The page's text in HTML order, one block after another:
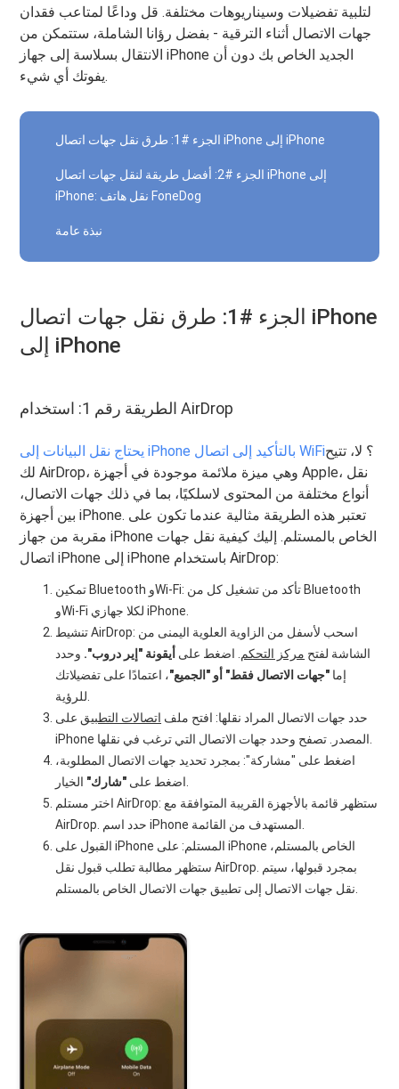
لتلبية تفضيلات وسيناريوهات مختلفة. قل وداعًا لمتاعب فقدان
جهات الاتصال أثناء الترقية - بفضل رؤانا الشاملة، ستتمكن من
الانتقال بسلاسة إلى جهاز iPhone الجديد الخاص بك دون أن
يفوتك أي شيء.
الجزء #1: طرق نقل جهات اتصال iPhone إلى iPhone
الجزء #2: أفضل طريقة لنقل جهات اتصال iPhone إلى
iPhone: نقل هاتف FoneDog
نبذة عامة
الجزء #1: طرق نقل جهات اتصال iPhone
إلى iPhone
الطريقة رقم 1: استخدام AirDrop
يحتاج نقل البيانات إلى iPhone بالتأكيد إلى اتصال WiFi؟ لا، تتيح
لك AirDrop، وهي ميزة ملائمة موجودة في أجهزة Apple، نقل
أنواع مختلفة من المحتوى لاسلكيًا، بما في ذلك جهات الاتصال،
بين أجهزة iPhone. تعتبر هذه الطريقة مثالية عندما تكون على
مقربة من جهاز iPhone الخاص بالمستلم. إليك كيفية نقل جهات
اتصال iPhone إلى iPhone باستخدام AirDrop:
تمكين Bluetooth وWi-Fi: تأكد من تشغيل كل من Bluetooth
وWi-Fi لكلا جهازي iPhone.
تنشيط AirDrop: اسحب لأسفل من الزاوية العلوية اليمنى من
الشاشة لفتح مركز التحكم . اضغط على أيقونة "إير دروب". وحدد
إما "جهات الاتصال فقط" أو "الجميع"، اعتمادًا على تفضيلاتك
حدد جهات الاتصال المراد نقلها: افتح ملف اتصالات التطبيق على
اضغط على "مشاركة": بمجرد تحديد جهات الاتصال المطلوبة،
اضغط على "شارك"
اختر مستلم AirDrop: ستظهر قائمة بالأجهزة القريبة المتوافقة مع
القبول على iPhone المستلم: على iPhone الخاص بالمستلم،
ستظهر مطالبة تطلب قبول نقل AirDrop. بمجرد قبولها، سيتم